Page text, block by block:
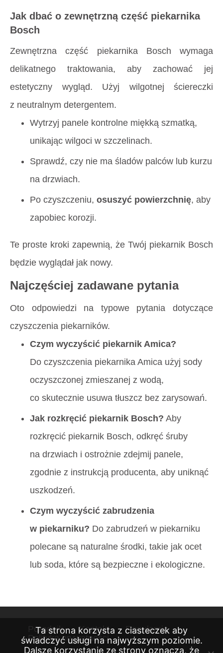
Jak dbać o zewnętrzną część piekarnika
Bosch
Zewnętrzna część piekarnika Bosch wymaga
delikatnego traktowania, aby zachować jej
estetyczny wygląd. Użyj wilgotnej ściereczki
z neutralnym detergentem.
Wytrzyj panele kontrolne miękką szmatką,
unikając wilgoci w szczelinach.
Sprawdź, czy nie ma śladów palców lub kurzu
na drzwiach.
Po czyszczeniu, osuszyć powierzchnię, aby
zapobiec korozji.
Te proste kroki zapewnią, że Twój piekarnik Bosch
będzie wyglądał jak nowy.
Najczęściej zadawane pytania
Oto odpowiedzi na typowe pytania dotyczące
czyszczenia piekarników.
Czym wyczyścić piekarnik Amica?
Do czyszczenia piekarnika Amica użyj sody
oczyszczonej zmieszanej z wodą,
co skutecznie usuwa tłuszcz bez zarysowań.
Jak rozkręcić piekarnik Bosch? Aby
rozkręcić piekarnik Bosch, odkręć śruby
na drzwiach i ostrożnie zdejmij panele,
zgodnie z instrukcją producenta, aby uniknąć
uszkodzeń.
Czym wyczyścić zabrudzenia
w piekarniku? Do zabrudzeń w piekarniku
polecane są naturalne środki, takie jak ocet
lub soda, które są bezpieczne i ekologiczne.
Poradnik Kontakt
Regulamin
Polityka prywatności
Ta strona korzysta z ciasteczek aby
świadczyć usługi na najwyższym poziomie.
Dalsze korzystanie ze strony oznacza, że